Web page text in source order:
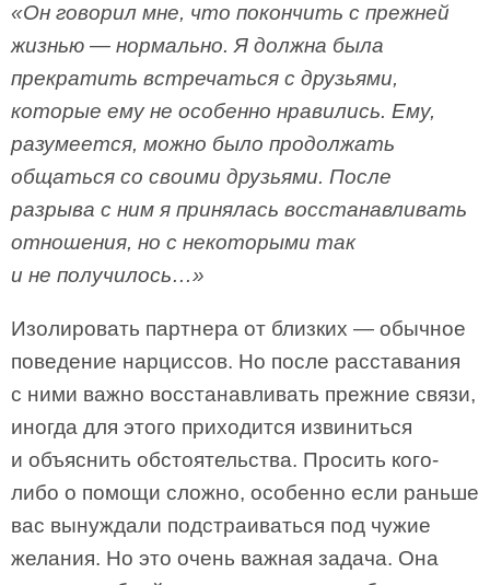
«Он говорил мне, что покончить с прежней
жизнью — нормально. Я должна была
прекратить встречаться с друзьями,
которые ему не особенно нравились. Ему,
разумеется, можно было продолжать
общаться со своими друзьями. После
разрыва с ним я принялась восстанавливать
отношения, но с некоторыми так
и не получилось…»
Изолировать партнера от близких — обычное
поведение нарциссов. Но после расставания
с ними важно восстанавливать прежние связи,
иногда для этого приходится извиниться
и объяснить обстоятельства. Просить кого-
либо о помощи сложно, особенно если раньше
вас вынуждали подстраиваться под чужие
желания. Но это очень важная задача. Она